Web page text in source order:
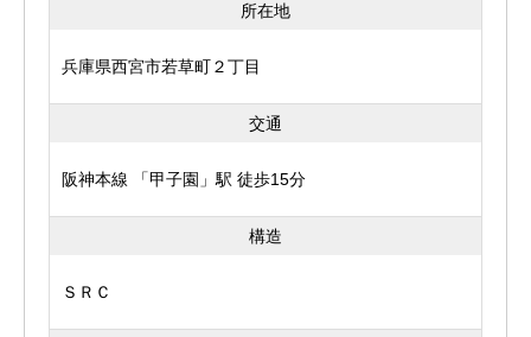
所在地
兵庫県西宮市若草町２丁目
交通
阪神本線 「甲子園」駅 徒歩15分
構造
ＳＲＣ